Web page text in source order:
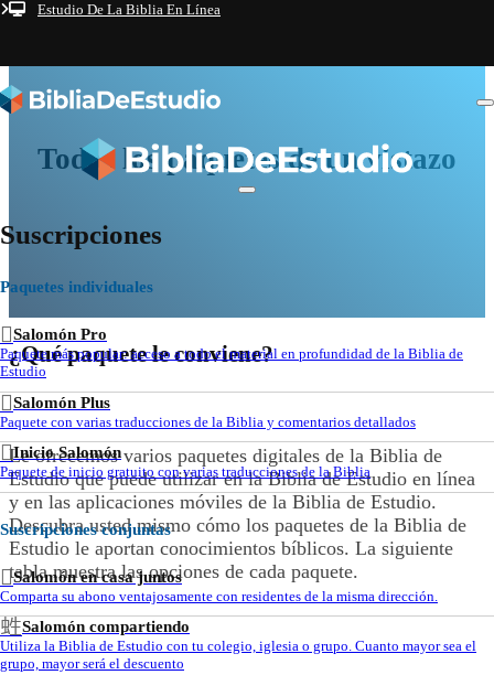
Saltar al contenido principal
Estudio De La Biblia En Línea
Suscripciones
Paquetes individuales
Salomón Pro
Paquete más popular: acceso a todo el material en profundidad de la Biblia de
Estudio
Salomón Plus
Paquete con varias traducciones de la Biblia y comentarios detallados
Inicio Salomón
Paquete de inicio gratuito con varias traducciones de la Biblia
Suscripciones conjuntas
Salomón en casa juntos
Comparta su abono ventajosamente con residentes de la misma dirección.
Salomón compartiendo
Utiliza la Biblia de Estudio con tu colegio, iglesia o grupo. Cuanto mayor sea el
grupo, mayor será el descuento
Todos los paquetes de un vistazo
¿Qué paquete le conviene?
Le ofrecemos varios paquetes digitales de la Biblia de
Estudio que puede utilizar en la Biblia de Estudio en línea
y en las aplicaciones móviles de la Biblia de Estudio.
Descubra usted mismo cómo los paquetes de la Biblia de
Estudio le aportan conocimientos bíblicos. La siguiente
tabla muestra las opciones de cada paquete.